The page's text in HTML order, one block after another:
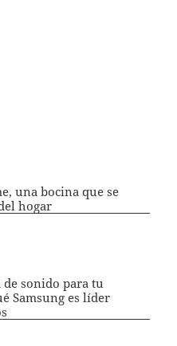
una bocina que se
hogar
sonido para tu
Samsung es líder